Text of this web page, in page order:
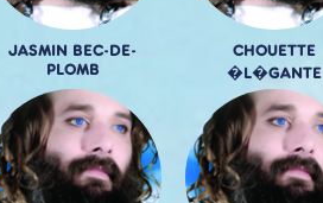
JASMIN BEC-DE-
PLOMB
CHOUETTE
�L�GANTE